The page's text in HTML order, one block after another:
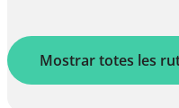
Mostrar totes les